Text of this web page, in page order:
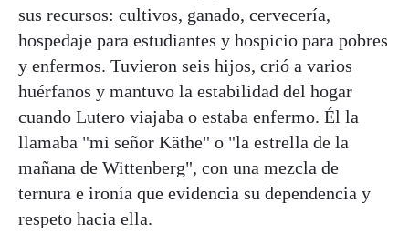
sus recursos: cultivos, ganado, cervecería,
hospedaje para estudiantes y hospicio para pobres
y enfermos. Tuvieron seis hijos, crió a varios
huérfanos y mantuvo la estabilidad del hogar
cuando Lutero viajaba o estaba enfermo. Él la
llamaba "mi señor Käthe" o "la estrella de la
mañana de Wittenberg", con una mezcla de
ternura e ironía que evidencia su dependencia y
respeto hacia ella.